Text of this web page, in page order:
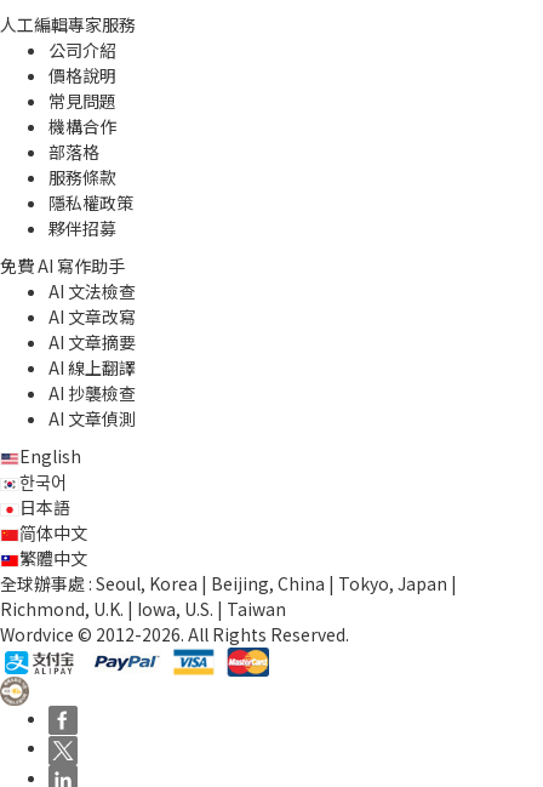
人工編輯專家服務
公司介紹
價格說明
常見問題
機構合作
部落格
服務條款
隱私權政策
夥伴招募
免費 AI 寫作助手
AI 文法檢查
AI 文章改寫
AI 文章摘要
AI 線上翻譯
AI 抄襲檢查
AI 文章偵測
English
한국어
日本語
简体中文
繁體中文
全球辦事處 : Seoul, Korea | Beijing, China | Tokyo, Japan |
Richmond, U.K. | Iowa, U.S. | Taiwan
Wordvice © 2012-2026. All Rights Reserved.